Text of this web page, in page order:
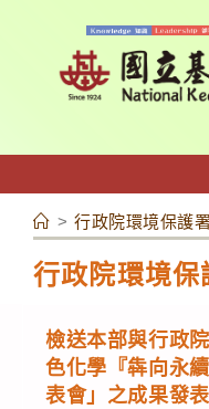
容
行政院環境保
> 行政院環境保護
檢送本部與行政
色化學『犇向永
表會」之成果發